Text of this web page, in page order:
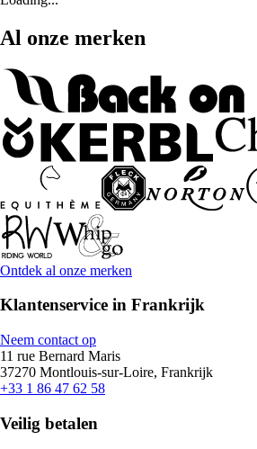
Al onze merken
Ontdek al onze merken
Klantenservice in Frankrijk
Neem contact op
11 rue Bernard Maris
37270 Montlouis-sur-Loire, Frankrijk
+33 1 86 47 62 58
Veilig betalen